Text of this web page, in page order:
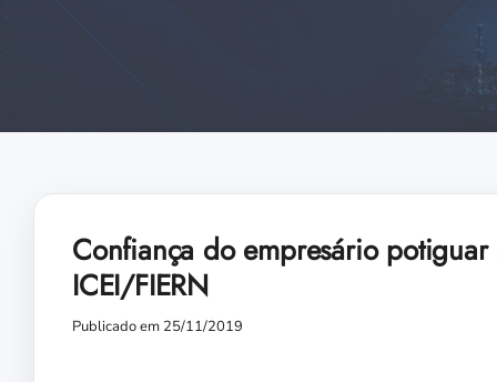
Confiança do empresário
ICEI/FIERN
Publicado em 25/11/2019